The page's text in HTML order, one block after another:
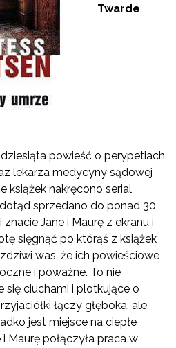
Twarde
powieść o perypetiach
lekarza medycyny sądowej
książek nakręcono serial
dotąd sprzedano do ponad 30
Jane i Maurę z ekranu i
sięgnąć po którąś z książek
was, że ich powieściowe
i poważne. To nie
się ciuchami i plotkujące o
łączy głęboka, ale
jest miejsce na ciepłe
Maurę połączyła praca w